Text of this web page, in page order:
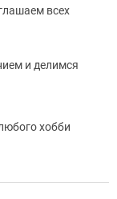
всех
и делимся
хобби